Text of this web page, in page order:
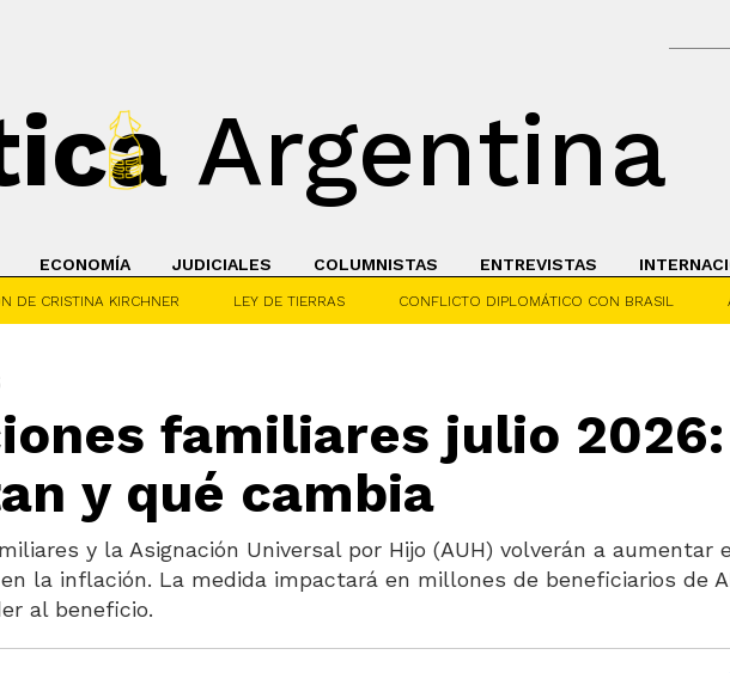
Argentina
ECONOMÍA JUDICIALES COLUMNISTAS ENTREVISTAS
DE CRISTINA KIRCHNER LEY DE TIERRAS CONFLICTO DIPLOMÁTICO CON BRASIL
familiares julio
y qué cambia
y la Asignación Universal por Hijo (AUH) volverán a
la inflación. La medida impactará en millones de beneficiarios de
al beneficio.